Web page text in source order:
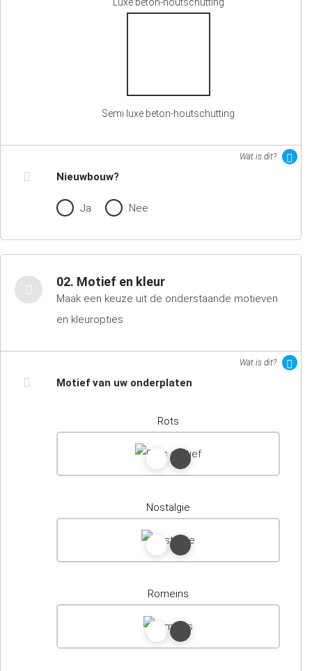
Semi luxe beton-houtschutting
Wat is dit?
Nieuwbouw?
Ja Nee
02. Motief en kleur
Maak een keuze uit de onderstaande motieven
en kleuropties
Wat is dit?
Motief van uw onderplaten
Rots
Nostalgie
Romeins